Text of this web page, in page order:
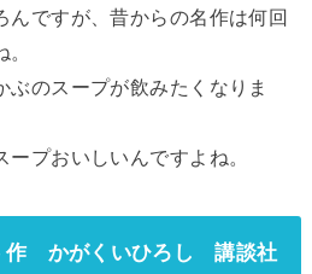
んですが、昔からの名作は何回
ぶのスープが飲みたくなりま
プおいしいんですよね。
- 作 かがくいひろし 講談社